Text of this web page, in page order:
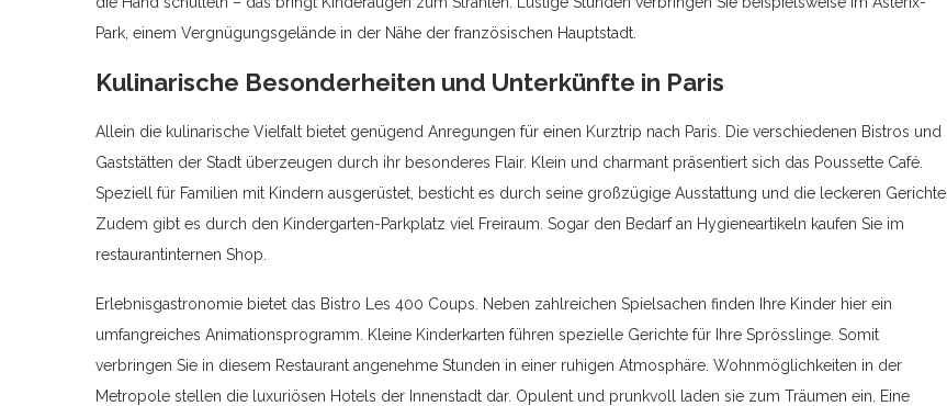
Park, einem Vergnügungsgelände in der Nähe der französischen Hauptstadt.
Kulinarische Besonderheiten und Unterkünfte in Paris
Allein die kulinarische Vielfalt bietet genügend Anregungen für einen Kurztrip nach Paris. Die verschiedenen Bistros und
Gaststätten der Stadt überzeugen durch ihr besonderes Flair. Klein und charmant präsentiert sich das Poussette Café.
Speziell für Familien mit Kindern ausgerüstet, besticht es durch seine großzügige Ausstattung und die leckeren Gerichte.
Zudem gibt es durch den Kindergarten-Parkplatz viel Freiraum. Sogar den Bedarf an Hygieneartikeln kaufen Sie im
restaurantinternen Shop.
Erlebnisgastronomie bietet das Bistro Les 400 Coups. Neben zahlreichen Spielsachen finden Ihre Kinder hier ein
umfangreiches Animationsprogramm. Kleine Kinderkarten führen spezielle Gerichte für Ihre Sprösslinge. Somit
verbringen Sie in diesem Restaurant angenehme Stunden in einer ruhigen Atmosphäre. Wohnmöglichkeiten in der
Metropole stellen die luxuriösen Hotels der Innenstadt dar. Opulent und prunkvoll laden sie zum Träumen ein. Eine